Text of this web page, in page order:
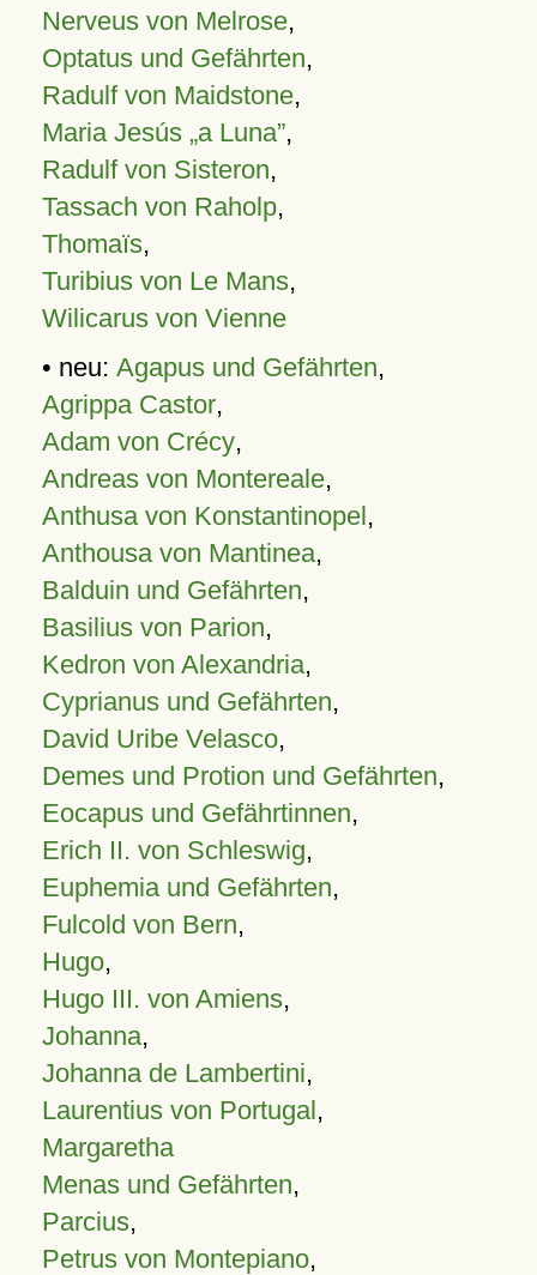
Nerveus von Melrose,
Optatus und Gefährten,
Radulf von Maidstone,
Maria Jesús „a Luna”,
Radulf von Sisteron,
Tassach von Raholp,
Thomaïs,
Turibius von Le Mans,
Wilicarus von Vienne
• neu: Agapus und Gefährten,
Agrippa Castor,
Adam von Crécy,
Andreas von Montereale,
Anthusa von Konstantinopel,
Anthousa von Mantinea,
Balduin und Gefährten,
Basilius von Parion,
Kedron von Alexandria,
Cyprianus und Gefährten,
David Uribe Velasco,
Demes und Protion und Gefährten,
Eocapus und Gefährtinnen,
Erich II. von Schleswig,
Euphemia und Gefährten,
Fulcold von Bern,
Hugo,
Hugo III. von Amiens,
Johanna,
Johanna de Lambertini,
Laurentius von Portugal,
Margaretha
Menas und Gefährten,
Parcius,
Petrus von Montepiano,